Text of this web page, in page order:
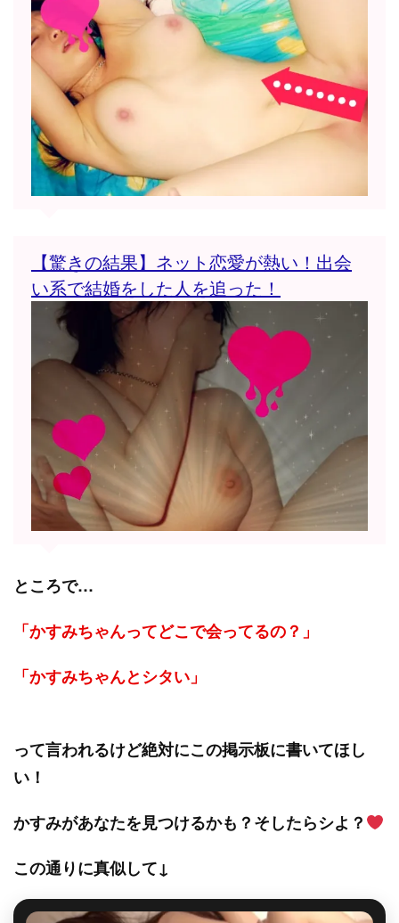
【驚きの結果】ネット恋愛が熱い！出会
い系で結婚をした人を追った！
ところで…
「かすみちゃんってどこで会ってるの？」
「かすみちゃんとシタい」
って言われるけど絶対にこの掲示板に書いてほし
い！
かすみがあなたを見つけるかも？そしたらシよ？
この通りに真似して↓